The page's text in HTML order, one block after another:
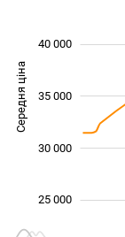
Середня ціна 26 000
30 000
40 000
35 000
25 000